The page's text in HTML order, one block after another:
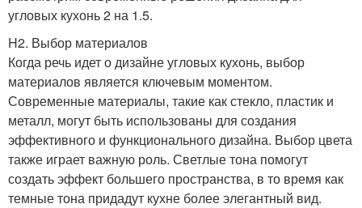
угловых кухонь 2 на 1.5.
H2. Выбор материалов
Когда речь идет о дизайне угловых кухонь, выбор
материалов является ключевым моментом.
Современные материалы, такие как стекло, пластик и
металл, могут быть использованы для создания
эффективного и функционального дизайна. Выбор цвета
также играет важную роль. Светлые тона помогут
создать эффект большего пространства, в то время как
темные тона придадут кухне более элегантный вид.